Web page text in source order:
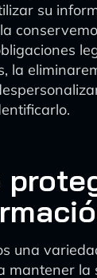
su
la
una
mantener la